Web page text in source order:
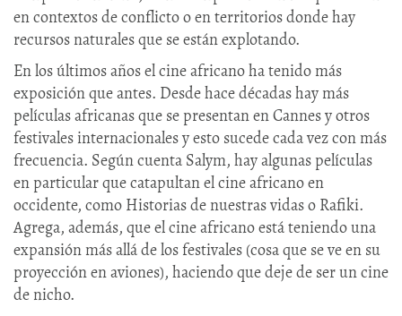
en contextos de conflicto o en territorios donde hay
recursos naturales que se están explotando.
En los últimos años el cine africano ha tenido más
exposición que antes. Desde hace décadas hay más
películas africanas que se presentan en Cannes y otros
festivales internacionales y esto sucede cada vez con más
frecuencia. Según cuenta Salym, hay algunas películas
en particular que catapultan el cine africano en
occidente, como Historias de nuestras vidas o Rafiki.
Agrega, además, que el cine africano está teniendo una
expansión más allá de los festivales (cosa que se ve en su
proyección en aviones), haciendo que deje de ser un cine
de nicho.